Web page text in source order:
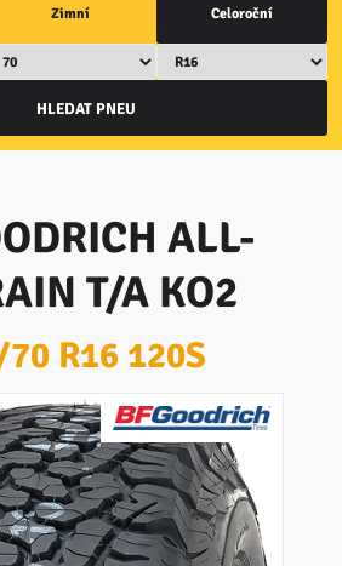
Zimní Celoroční
ALL-
T/A KO2
R16 120S